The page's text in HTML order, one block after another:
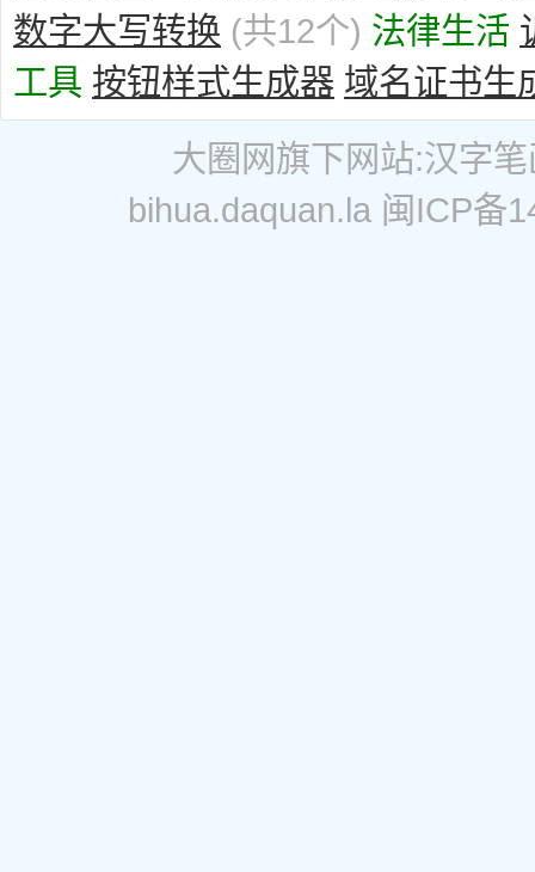
数字大写转换 (共12个) 法律生活
工具 按钮样式生成器 域名证书生
大圈网旗下网站:汉字
bihua.daquan.la 闽ICP备